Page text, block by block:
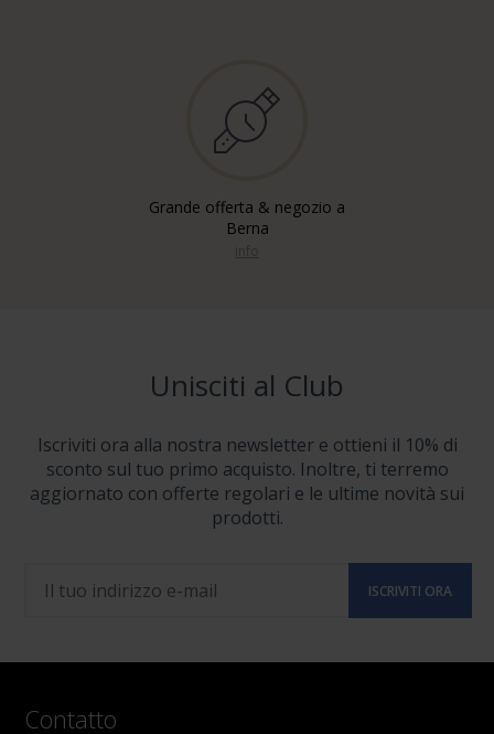
Grande offerta & negozio a
Berna
Unisciti al Club
Iscriviti ora alla nostra newsletter e ottieni il 10% di
sconto sul tuo primo acquisto. Inoltre, ti terremo
aggiornato con offerte regolari e le ultime novità sui
prodotti.
Contatto